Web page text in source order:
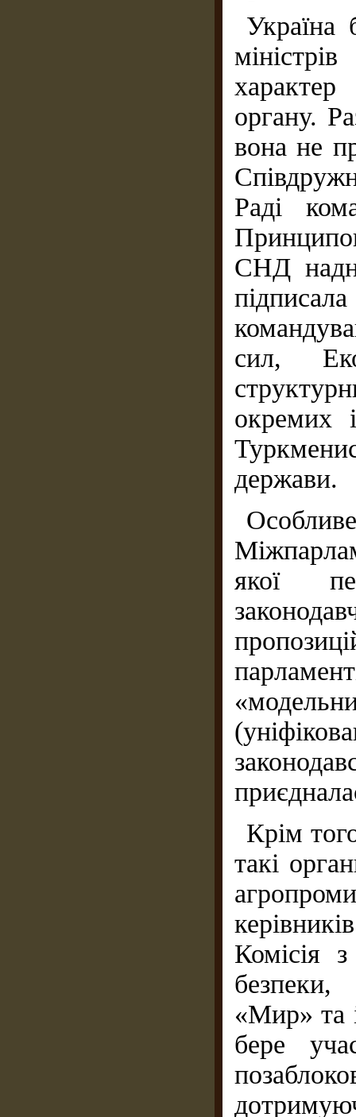
Україна
характер
органу.
вона не
Раді
СНД
сил,
окремих
держави.
якої
Крім
такі
Комісія
безпеки,
«Мир» та
бере